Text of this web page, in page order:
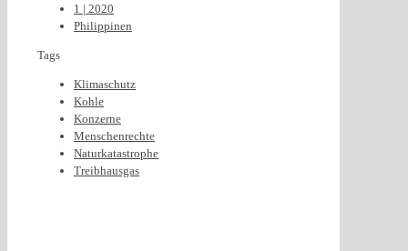
1 | 2020
Philippinen
Tags
Klimaschutz
Kohle
Konzerne
Menschenrechte
Naturkatastrophe
Treibhausgas